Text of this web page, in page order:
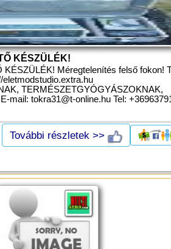
KÉSZÜLÉK!
KÉSZÜLÉK! Méregtelenítés felső fokon!
TERMÉSZETGYÓGYÁSZOKNAK,
mail: tokra31@t-online.hu Tel:
További részletek >>